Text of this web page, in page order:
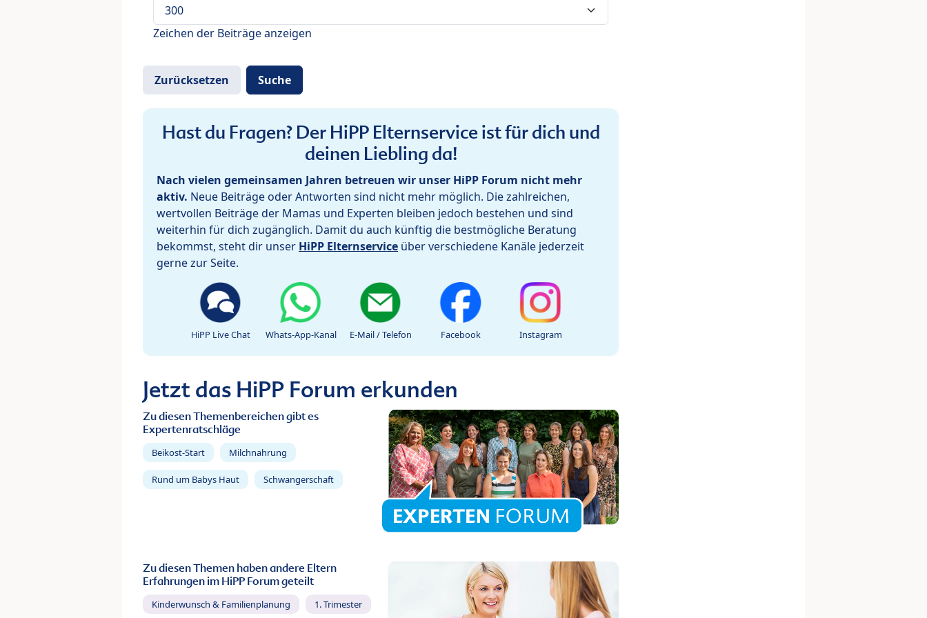
Zeichen der Beiträge anzeigen
Hast du Fragen? Der HiPP Elternservice ist für dich und
deinen Liebling da!
Nach vielen gemeinsamen Jahren betreuen wir unser HiPP Forum nicht mehr
aktiv. Neue Beiträge oder Antworten sind nicht mehr möglich. Die zahlreichen,
wertvollen Beiträge der Mamas und Experten bleiben jedoch bestehen und sind
weiterhin für dich zugänglich. Damit du auch künftig die bestmögliche Beratung
bekommst, steht dir unser HiPP Elternservice über verschiedene Kanäle jederzeit
gerne zur Seite.
HiPP Live Chat Whats-App-Kanal E-Mail / Telefon Facebook Instagram
Jetzt das HiPP Forum erkunden
Zu diesen Themenbereichen gibt es
Expertenratschläge
Beikost-Start Milchnahrung
Rund um Babys Haut Schwangerschaft
Zu diesen Themen haben andere Eltern
Erfahrungen im HiPP Forum geteilt
Kinderwunsch & Familienplanung 1. Trimester